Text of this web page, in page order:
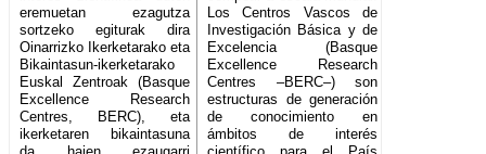
eremuetan ezagutza
sortzeko egiturak dira
Oinarrizko Ikerketarako eta
Bikaintasun-ikerketarako
Euskal Zentroak (Basque
Excellence Research
Centres, BERC), eta
ikerketaren bikaintasuna
Los Centros Vascos de
Investigación Básica y de
Excelencia (Basque
Excellence Research
Centres –BERC–) son
estructuras de generación
de conocimiento en
ámbitos de interés